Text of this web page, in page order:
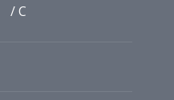
/ C